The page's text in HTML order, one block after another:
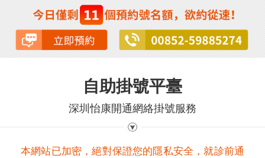
自助掛號平臺
深圳怡康開通網絡掛號服務
本網站已加密，絕對保證您的隱私安全，就診前通